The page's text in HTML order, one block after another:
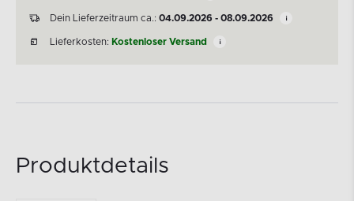
Dein Lieferzeitraum ca.: 04.09.2026 - 08.09.2026
Lieferkosten: Kostenloser Versand
Produktdetails